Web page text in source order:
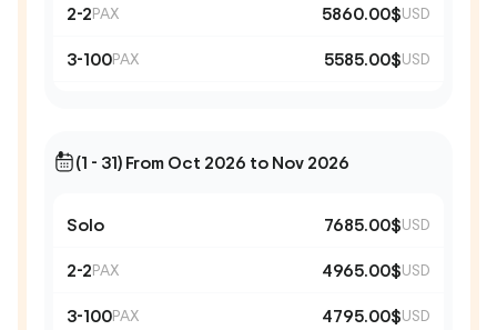
2-2PAX 5860.00$USD
3-100PAX 5585.00$USD
(1 - 31) From Oct 2026 to Nov 2026
Solo 7685.00$USD
2-2PAX 4965.00$USD
3-100PAX 4795.00$USD